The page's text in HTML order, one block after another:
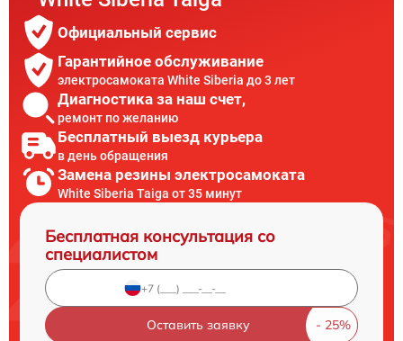
Официальный сервис
Гарантийное обслуживание
электросамоката White Siberia до 3 лет
Диагностика за наш счет,
ремонт по желанию
Бесплатный выезд курьера
в день обращения
Замена резины электросамоката
White Siberia Taiga от 35 минут
Бесплатная консультация со
специалистом
Оставить заявку